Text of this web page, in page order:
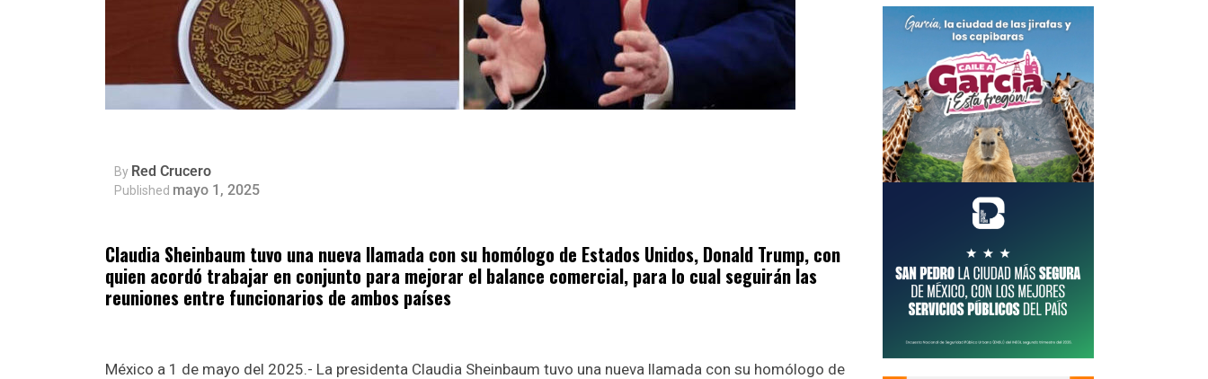
By Red Crucero
Published mayo 1, 2025
Claudia Sheinbaum tuvo una nueva llamada con su homólogo de Estados Unidos, Donald Trump, con
quien acordó trabajar en conjunto para mejorar el balance comercial, para lo cual seguirán las
reuniones entre funcionarios de ambos países
México a 1 de mayo del 2025.- La presidenta Claudia Sheinbaum tuvo una nueva llamada con su homólogo de